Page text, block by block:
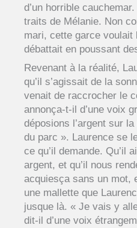
d’un horrible
traits de Mélanie. Non
mari, cette garce
débattait en poussant
Revenant à la réalité,
qu’il s’agissait de la
venait de raccrocher le
annonça-t-il d’une voix
déposions l’argent sur
du parc ». Laurence se
ce qu’il demande. Qu’il
argent, et qu’il nous
acquiesça sans un mot,
une mallette que
jusque là. « Je vais y
dit-il d’une voix